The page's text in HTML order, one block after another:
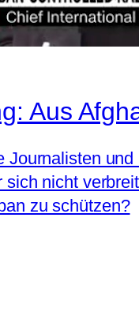
Aus
nicht
zu schützen?